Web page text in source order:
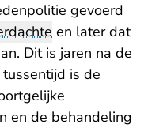
gevoerd
en later dat
Dit is jaren na de
is de
en de behandeling